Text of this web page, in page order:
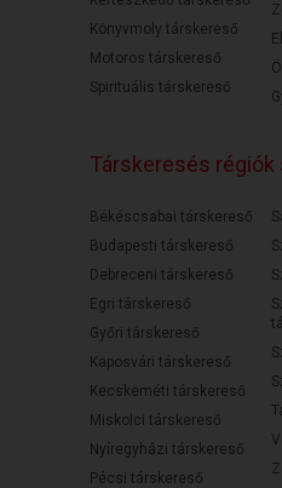
Könyvmoly társkereső
Motoros társkereső
Spirituális társkereső
Társkeresés régiók
Békéscsabai társkereső
Budapesti társkereső
Debreceni társkereső
Egri társkereső
Győri társkereső
Kaposvári társkereső
Kecskeméti társkereső
Miskolci társkereső
Nyíregyházi társkereső
Pécsi társkereső